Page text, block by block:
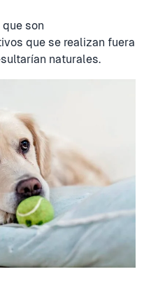
son
que se realizan fuera
naturales.